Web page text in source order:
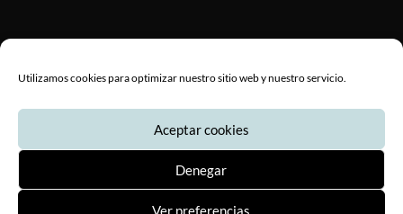
Utilizamos cookies para optimizar nuestro sitio web y nuestro servicio.
Aceptar cookies
Denegar
Ver preferencias
© Copyright 2020 Jumsal S.A. -Protección de datos
Política de cookiesDocumentos-Canal de denuncias